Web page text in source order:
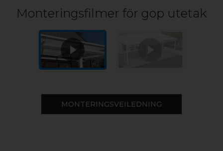
Monteringsfilmer för gop utetak
MONTERINGSVEILEDNING